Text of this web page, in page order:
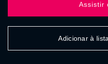
Assistir
Adicionar à